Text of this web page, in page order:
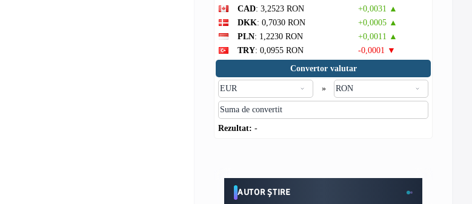
CAD: 3,2523 RON
+0,0031 ▲
DKK: 0,7030 RON
+0,0005 ▲
PLN: 1,2230 RON
+0,0011 ▲
TRY: 0,0955 RON
-0,0001 ▼
Convertor valutar
»
Rezultat: -
AUTOR ȘTIRE